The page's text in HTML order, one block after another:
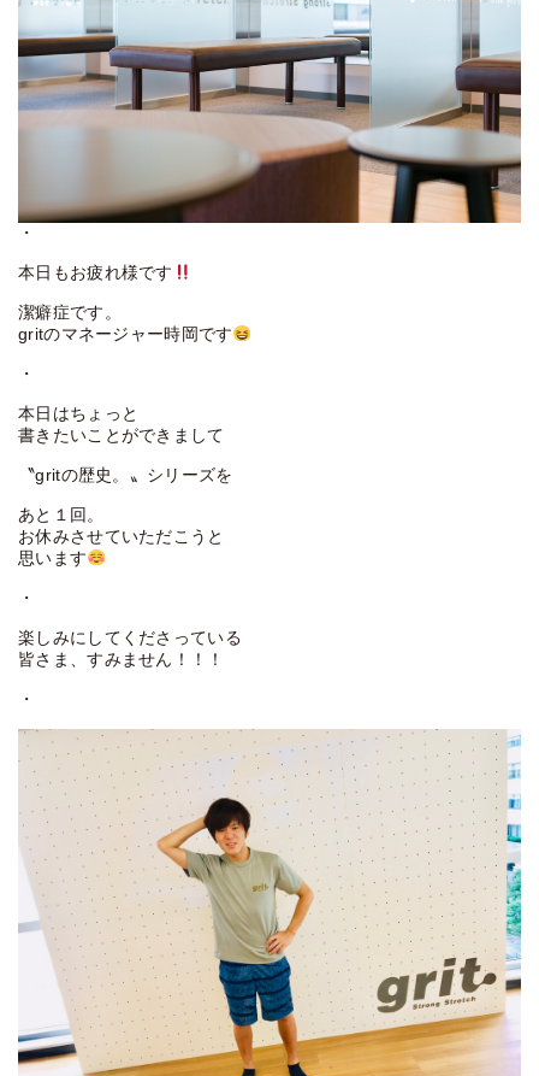
・
本日もお疲れ様です
潔癖症です。
gritのマネージャー時岡です
・
本日はちょっと
書きたいことができまして
〝gritの歴史。〟シリーズを
あと１回。
お休みさせていただこうと
思います
・
楽しみにしてくださっている
皆さま、すみません！！！
・